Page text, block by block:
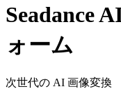
Seadance
ォーム
次世代の AI 画像変換